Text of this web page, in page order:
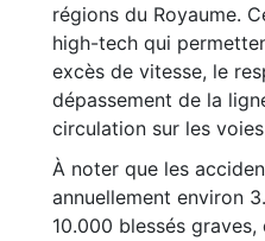
régions du Royaume.
high-tech qui
excès de vitesse, le
dépassement de la
circulation sur les
À noter que les
annuellement environ
10.000 blessés